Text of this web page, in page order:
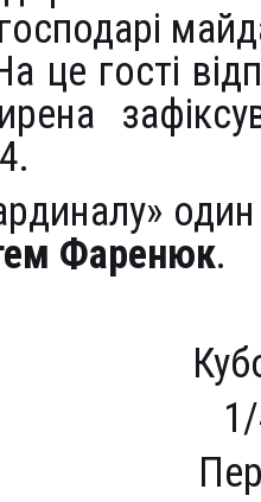
це гості
Фаренюк.